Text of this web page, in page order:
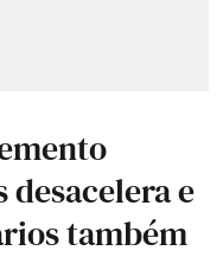
desacelera e
também